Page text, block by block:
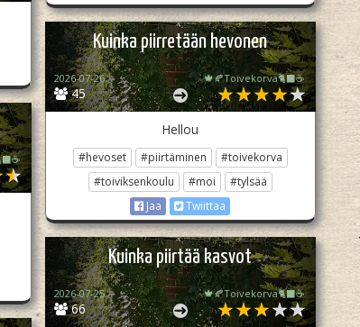
Kuinka piirretään hevonen
45
2026-07-26 🍁🍂Toivekorva🐈‍⬛☕
Hellou
#hevoset #piirtäminen
#toivekorva
#toiviksenkoulu
#moi
#tylsää
Jaa
Twiittaa
Kuinka piirtää kasvot
66
2026-07-25 🍁🍂Toivekorva🐈‍⬛☕